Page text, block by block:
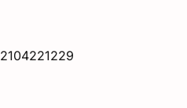
2104221229